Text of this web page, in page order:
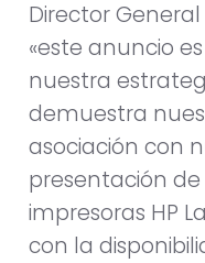
Director
«este anuncio
nuestra
demuestra
asociación con
presentación de
impresoras HP
con la